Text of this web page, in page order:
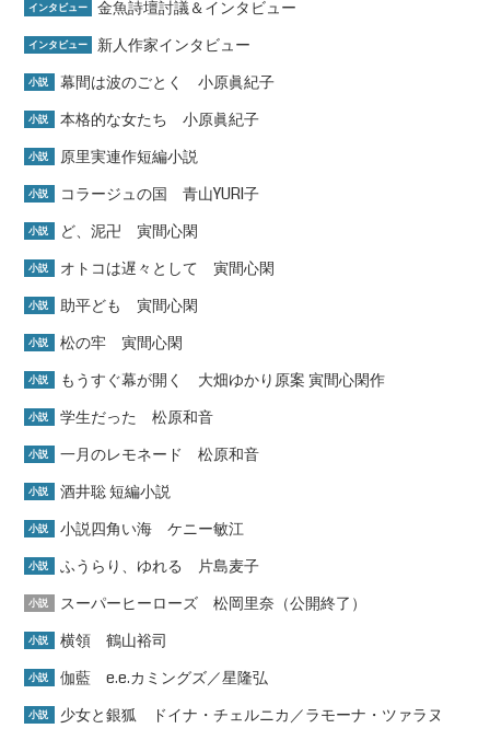
インタビュー 金魚詩壇討議＆インタビュー
インタビュー 新人作家インタビュー
小説 幕間は波のごとく 小原眞紀子
小説 本格的な女たち 小原眞紀子
小説 原里実連作短編小説
小説 コラージュの国 青山YURI子
小説 ど、泥卍 寅間心閑
小説 オトコは遅々として 寅間心閑
小説 助平ども 寅間心閑
小説 松の牢 寅間心閑
小説 もうすぐ幕が開く 大畑ゆかり原案 寅間心閑作
小説 学生だった 松原和音
小説 一月のレモネード 松原和音
小説 酒井聡 短編小説
小説 小説四角い海 ケニー敏江
小説 ふうらり、ゆれる 片島麦子
小説 スーパーヒーローズ 松岡里奈（公開終了）
小説 横領 鶴山裕司
小説 伽藍 e.e.カミングズ／星隆弘
小説 少女と銀狐 ドイナ・チェルニカ／ラモーナ・ツァラヌ